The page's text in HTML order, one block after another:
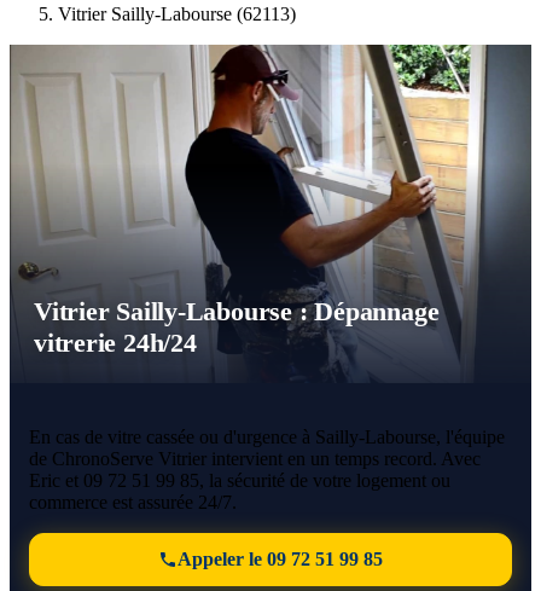
Vitrier Sailly-Labourse (62113)
Vitrier Sailly-Labourse : Dépannage
vitrerie 24h/24
En cas de vitre cassée ou d'urgence à Sailly-Labourse, l'équipe
de ChronoServe Vitrier intervient en un temps record. Avec
Eric et 09 72 51 99 85, la sécurité de votre logement ou
commerce est assurée 24/7.
Appeler le 09 72 51 99 85